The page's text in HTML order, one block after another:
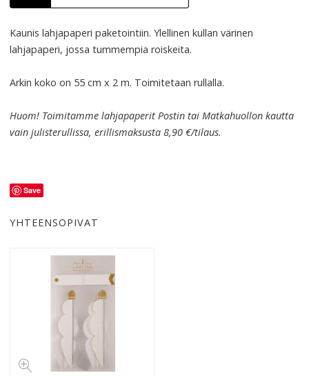
Kaunis lahjapaperi paketointiin. Ylellinen kullan värinen
lahjapaperi, jossa tummempia roiskeita.
Arkin koko on 55 cm x 2 m. Toimitetaan rullalla.
Huom! Toimitamme lahjapaperit Postin tai Matkahuollon kautta
vain julisterullissa, erillismaksusta 8,90 €/tilaus.
Save
YHTEENSOPIVAT